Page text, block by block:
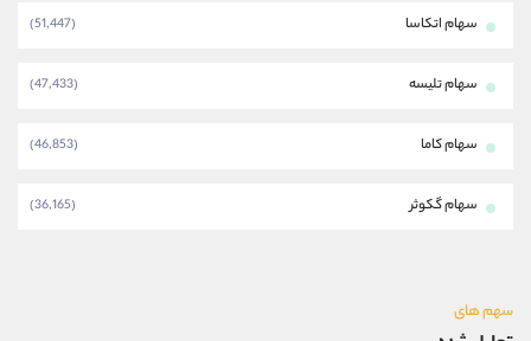
سهام اتکاسا (51,447)
سهام تلیسه (47,433)
سهام کاما (46,853)
سهام گکوثر (36,165)
سهم های